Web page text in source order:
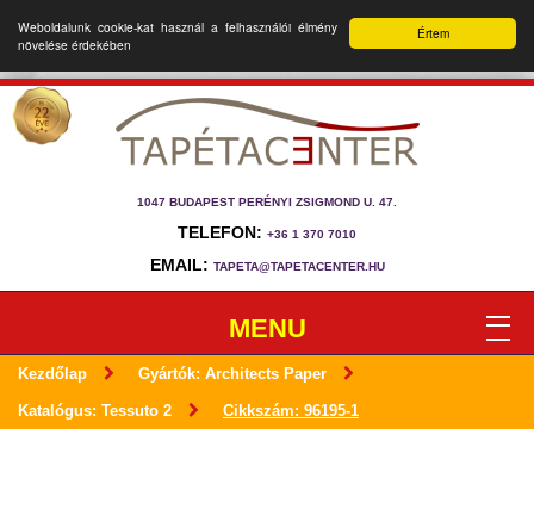
Értem
Weboldalunk cookie-kat használ a felhasználói élmény
növelése érdekében
1047 BUDAPEST PERÉNYI ZSIGMOND U. 47.
TELEFON: +36 1 370 7010
EMAIL: TAPETA@TAPETACENTER.HU
MENU
Kezdőlap Gyártók: Architects Paper
Katalógus: Tessuto 2 Cikkszám: 96195-1